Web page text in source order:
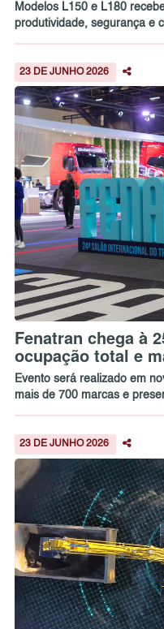
Modelos L150 e L180
produtividade, segurança e
23 DE JUNHO 2026
Fenatran chega à
ocupação total e
Evento será realizado em
mais de 700 marcas e
23 DE JUNHO 2026